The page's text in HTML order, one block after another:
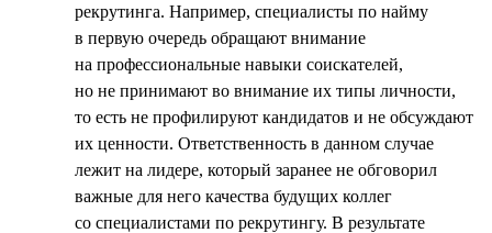
рекрутинга. Например, специалисты по найму
в первую очередь обращают внимание
на профессиональные навыки соискателей,
но не принимают во внимание их типы личности,
то есть не профилируют кандидатов и не обсуждают
их ценности. Ответственность в данном случае
лежит на лидере, который заранее не обговорил
важные для него качества будущих коллег
со специалистами по рекрутингу. В результате